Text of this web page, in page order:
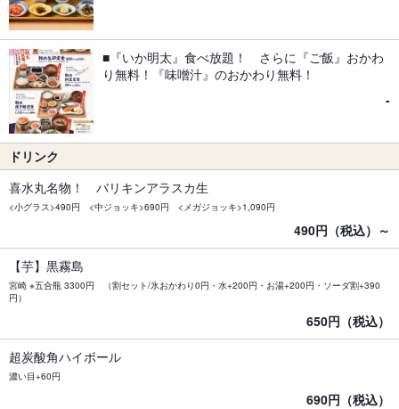
■『いか明太』食べ放題！ さらに『ご飯』おかわ
り無料！『味噌汁』のおかわり無料！
-
ドリンク
喜水丸名物！ バリキンアラスカ生
<小グラス>490円 <中ジョッキ>690円 <メガジョッキ>1,090円
490円（税込）～
【芋】黒霧島
宮崎 ※五合瓶 3300円 （割セット/氷おかわり0円・水+200円・お湯+200円・ソーダ割+390
円）
650円（税込）
超炭酸角ハイボール
濃い目+60円
690円（税込）